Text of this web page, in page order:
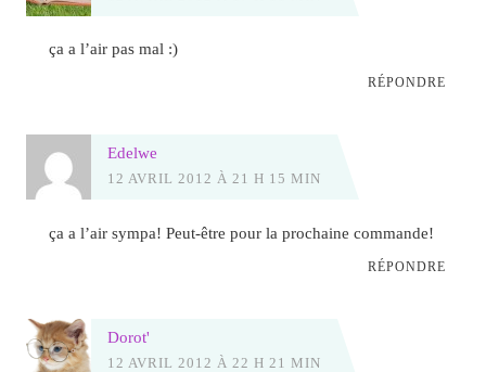
ça a l’air pas mal :)
RÉPONDRE
Edelwe
12 AVRIL 2012 À 21 H 15 MIN
ça a l’air sympa! Peut-être pour la prochaine commande!
RÉPONDRE
Dorot'
12 AVRIL 2012 À 22 H 21 MIN